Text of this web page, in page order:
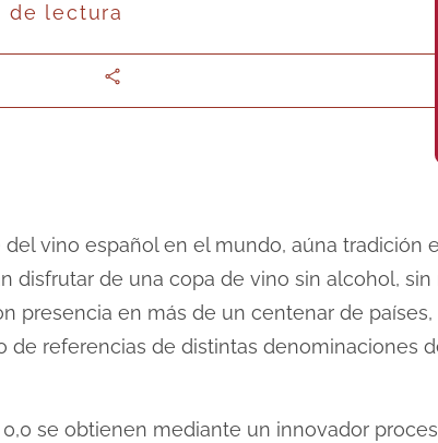
de lectura
vino español en el mundo, aúna tradición
disfrutar de una copa de vino sin alcohol,
presencia en más de un centenar de
de referencias de distintas denominaciones
0,0 se obtienen mediante un innovador